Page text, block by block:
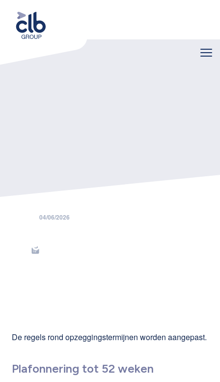
04/06/2026
opzeggingstermijnen
De regels rond opzeggingstermijnen worden aangepast.
Plafonnering tot 52 weken